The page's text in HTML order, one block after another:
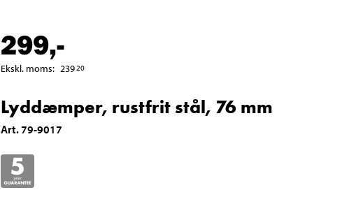
299,-
Ekskl. moms: 239 20
Lyddæmper, rustfrit stål, 76 mm
Art.79-9017